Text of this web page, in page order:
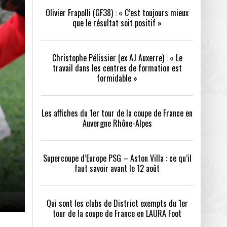
- 24/07/2026
a tenu toutes ses promesses - 04/07/2026
PSG – ASTON VILLA :
AVANT LE 12 AOÛT
QUI SONT LES CLUBS DE DISTRICT EXEMPTS
DU 1ER TOUR DE LA COUPE DE FRANCE EN
LAURA FOOT
Olivier Frapolli (GF38) : « C’est toujours mieux
que le résultat soit positif »
Christophe Pélissier (ex AJ Auxerre) : « Le
travail dans les centres de formation est
formidable »
Les affiches du 1er tour de la coupe de France en
Auvergne Rhône-Alpes
Supercoupe d’Europe PSG – Aston Villa : ce qu’il
faut savoir avant le 12 août
Qui sont les clubs de District exempts du 1er
tour de la coupe de France en LAURA Foot